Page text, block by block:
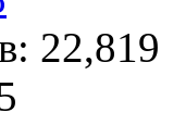
22,819